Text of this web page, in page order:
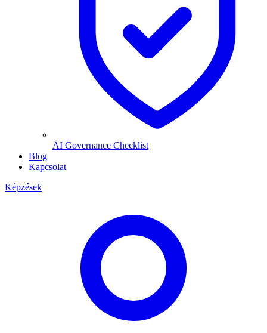
AI Governance Checklist
Blog
Kapcsolat
Képzések